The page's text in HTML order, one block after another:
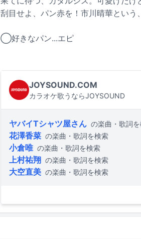
刮目せよ、パン赤を！市川晴華という
◯好きなパン...エピ
JOYSOUND.COM
カラオケ歌うならJOYSOUND
ヤバイTシャツ屋さん の楽曲・歌詞
花澤香菜 の楽曲・歌詞を検索
小倉唯 の楽曲・歌詞を検索
上村祐翔 の楽曲・歌詞を検索
大空直美 の楽曲・歌詞を検索